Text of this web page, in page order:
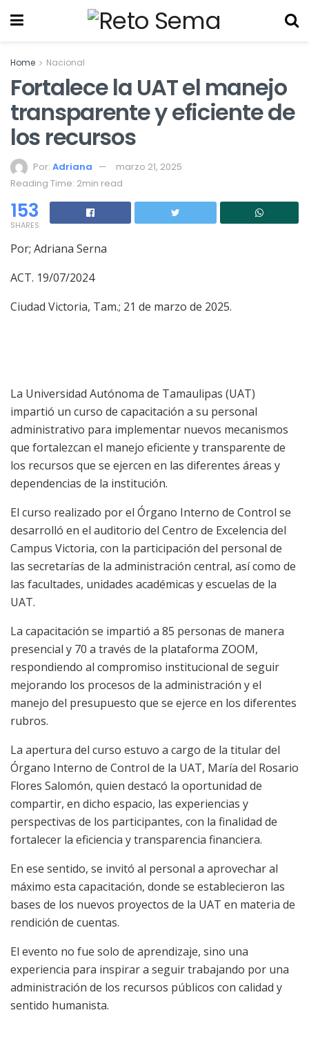
Home Nacional
Fortalece la UAT el manejo
transparente y eficiente de
los recursos
Por: Adriana
marzo 21, 2025
Reading Time: 2min read
153
SHARES
Por; Adriana Serna
ACT. 19/07/2024
Ciudad Victoria, Tam.; 21 de marzo de 2025.
La Universidad Autónoma de Tamaulipas (UAT)
impartió un curso de capacitación a su personal
administrativo para implementar nuevos mecanismos
que fortalezcan el manejo eficiente y transparente de
los recursos que se ejercen en las diferentes áreas y
dependencias de la institución.
El curso realizado por el Órgano Interno de Control se
desarrolló en el auditorio del Centro de Excelencia del
Campus Victoria, con la participación del personal de
las secretarías de la administración central, así como de
las facultades, unidades académicas y escuelas de la
UAT.
La capacitación se impartió a 85 personas de manera
presencial y 70 a través de la plataforma ZOOM,
respondiendo al compromiso institucional de seguir
mejorando los procesos de la administración y el
manejo del presupuesto que se ejerce en los diferentes
rubros.
La apertura del curso estuvo a cargo de la titular del
Órgano Interno de Control de la UAT, María del Rosario
Flores Salomón, quien destacó la oportunidad de
compartir, en dicho espacio, las experiencias y
perspectivas de los participantes, con la finalidad de
fortalecer la eficiencia y transparencia financiera.
En ese sentido, se invitó al personal a aprovechar al
máximo esta capacitación, donde se establecieron las
bases de los nuevos proyectos de la UAT en materia de
rendición de cuentas.
El evento no fue solo de aprendizaje, sino una
experiencia para inspirar a seguir trabajando por una
administración de los recursos públicos con calidad y
sentido humanista.